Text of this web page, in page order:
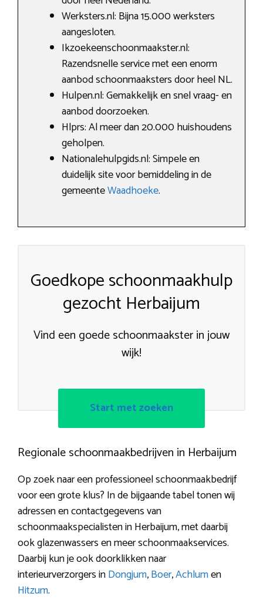
Werksters.nl: Bijna 15.000 werksters
aangesloten.
Ikzoekeenschoonmaakster.nl:
Razendsnelle service met een enorm
aanbod schoonmaaksters door heel NL.
Hulpen.nl: Gemakkelijk en snel vraag- en
aanbod doorzoeken.
Hlprs: Al meer dan 20.000 huishoudens
geholpen.
Nationalehulpgids.nl: Simpele en
duidelijk site voor bemiddeling in de
gemeenteWaadhoeke.
Goedkope schoonmaakhulp
gezocht Herbaijum
Vind een goede schoonmaakster in jouw
wijk!
Start met zoeken
Regionale schoonmaakbedrijven in Herbaijum
Op zoek naar een professioneel schoonmaakbedrijf
voor een grote klus? In de bijgaande tabel tonen wij
adressen en contactgegevens van
schoonmaakspecialisten in Herbaijum, met daarbij
ook glazenwassers en meer schoonmaakservices.
Daarbij kun je ook doorklikken naar
interieurverzorgers inDongjum,Boer,Achlumen
Hitzum.